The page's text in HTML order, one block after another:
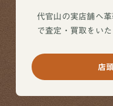
代官山の実店舗へ
で査定・買取をいた
店